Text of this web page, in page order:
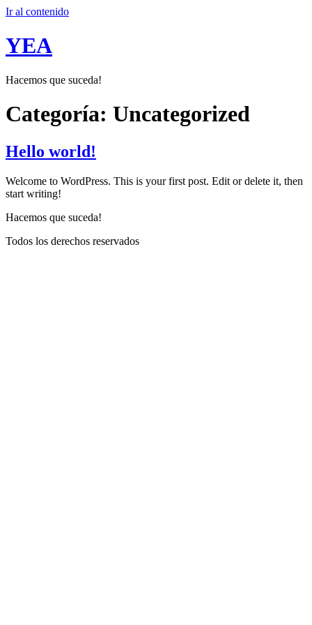
Ir al contenido
YEA
Hacemos que suceda!
Categoría: Uncategorized
Hello world!
Welcome to WordPress. This is your first post. Edit or delete it, then
start writing!
Hacemos que suceda!
Todos los derechos reservados